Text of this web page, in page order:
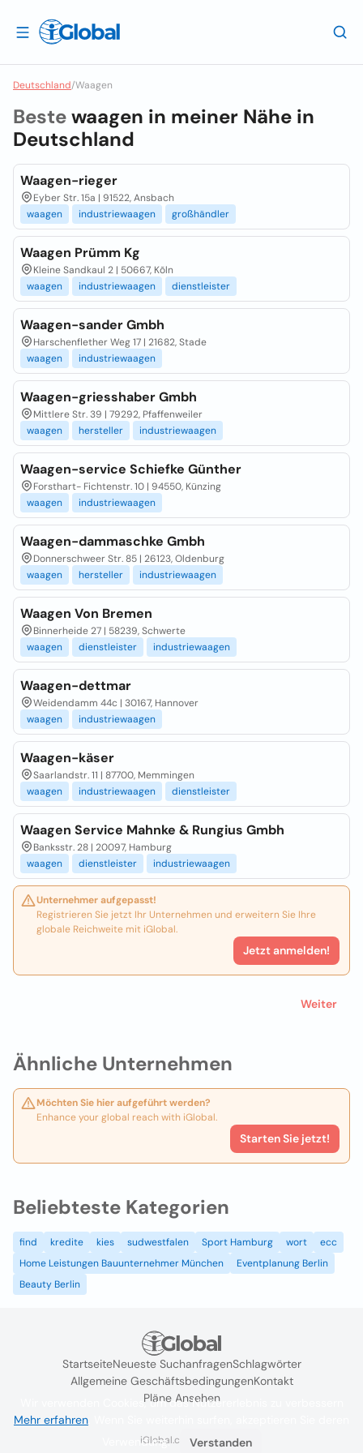
Deutschland/Waagen
Ähnliche Unternehmen
Möchten Sie hier aufgeführt werden?
Enhance your global reach with iGlobal.
Starten Sie jetzt!
Bestewaagen in meiner Nähe in
Deutschland
Waagen-rieger
Eyber Str. 15a | 91522, Ansbach
waagen
industriewaagen großhändler
Waagen Prümm Kg
Kleine Sandkaul 2 | 50667, Kõln
waagen
industriewaagen dienstleister
Waagen-sander Gmbh
Harschenflether Weg 17 | 21682, Stade
waagen
industriewaagen
Waagen-griesshaber Gmbh
Mittlere Str. 39 | 79292, Pfaffenweiler
waagen
hersteller industriewaagen
Waagen-service Schiefke Günther
Forsthart- Fichtenstr. 10 | 94550, Künzing
waagen
industriewaagen
Waagen-dammaschke Gmbh
Donnerschweer Str. 85 | 26123, Oldenburg
waagen
hersteller industriewaagen
Waagen Von Bremen
Binnerheide 27 | 58239, Schwerte
waagen
dienstleister industriewaagen
Waagen-dettmar
Weidendamm 44c | 30167, Hannover
waagen
industriewaagen
Waagen-käser
Saarlandstr. 11 | 87700, Memmingen
waagen
industriewaagen dienstleister
Waagen Service Mahnke & Rungius Gmbh
Banksstr. 28 | 20097, Hamburg
waagen
dienstleister industriewaagen
Unternehmer aufgepasst!
Registrieren Sie jetzt Ihr Unternehmen und erweitern Sie Ihre
globale Reichweite mit iGlobal.
Jetzt anmelden!
Weiter
Beliebteste Kategorien
find kredite kies sudwestfalen Sport Hamburg wort
ecc
Home Leistungen Bauunternehmer München
Eventplanung Berlin
Beauty Berlin
StartseiteNeueste SuchanfragenSchlagwörter
Allgemeine GeschäftsbedingungenKontakt
Pläne Ansehen
iGlobal.co @ 2024
Wir verwenden Cookies, um das Nutzererlebnis zu verbessern
Mehr erfahren
Verwendung.
Verstanden